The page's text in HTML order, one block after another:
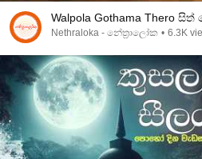
Walpola Gothama Thero
Nethraloka - නේත්‍රාලෝක • 6.3K